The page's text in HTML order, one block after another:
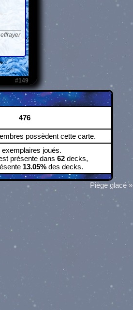
#149
476
possèdent cette carte.
exemplaires joués.
présente dans 62decks,
13.05% des decks.
Piège glacé »